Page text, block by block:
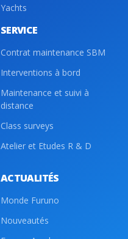
Yachts
SERVICE
Contrat maintenance SBM
Interventions à bord
Maintenance et suivi à
distance
Class surveys
Atelier et Etudes R & D
ACTUALITÉS
Monde Furuno
Nouveautés